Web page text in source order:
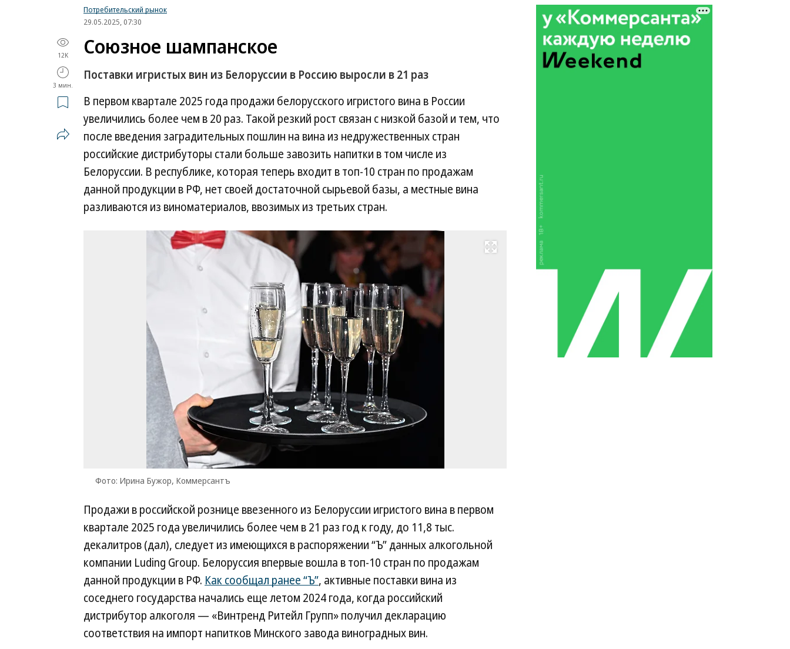
Потребительский рынок
29.05.2025, 07:30
12K
3 мин.
Союзное шампанское
Поставки игристых вин из Белоруссии в Россию выросли в 21 раз
В первом квартале 2025 года продажи белорусского игристого вина в России
увеличились более чем в 20 раз. Такой резкий рост связан с низкой базой и тем, что
после введения заградительных пошлин на вина из недружественных стран
российские дистрибуторы стали больше завозить напитки в том числе из
Белоруссии. В республике, которая теперь входит в топ-10 стран по продажам
данной продукции в РФ, нет своей достаточной сырьевой базы, а местные вина
разливаются из виноматериалов, ввозимых из третьих стран.
Развернуть на весь экран
Фото: Ирина Бужор, Коммерсантъ
Продажи в российской рознице ввезенного из Белоруссии игристого вина в первом
квартале 2025 года увеличились более чем в 21 раз год к году, до 11,8 тыс.
декалитров (дал), следует из имеющихся в распоряжении “Ъ” данных алкогольной
компании Luding Group. Белоруссия впервые вошла в топ-10 стран по продажам
данной продукции в РФ. Как сообщал ранее “Ъ”, активные поставки вина из
соседнего государства начались еще летом 2024 года, когда российский
дистрибутор алкоголя — «Винтренд Ритейл Групп» получил декларацию
соответствия на импорт напитков Минского завода виноградных вин.